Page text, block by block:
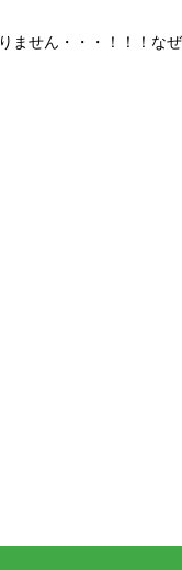
ません・・・！！！な